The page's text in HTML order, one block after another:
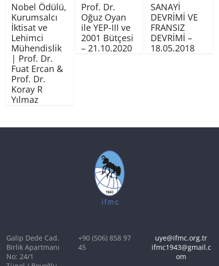
Nobel Ödülü,
Kurumsalcı
İktisat ve
Lehimci
Mühendislik
| Prof. Dr.
Fuat Ercan &
Prof. Dr.
Koray R
Yılmaz
Prof. Dr.
Oğuz Oyan
ile YEP-III ve
2001 Bütçesi
– 21.10.2020
SANAYİ
DEVRİMİ VE
FRANSIZ
DEVRİMİ –
18.05.2018
Galip Dede Cad.
Birlik Apartmanı
No: 24/1
+90 (506) 858 97
45
uye@ifmc.org.tr
ifmc1943@gmail.c
om